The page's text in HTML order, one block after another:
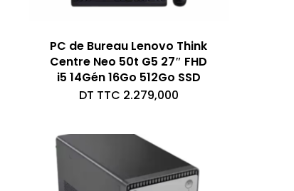
PC de Bureau Lenovo Think
Centre Neo 50t G5 27″ FHD
i5 14Gén 16Go 512Go SSD
DT TTC 2.279,000